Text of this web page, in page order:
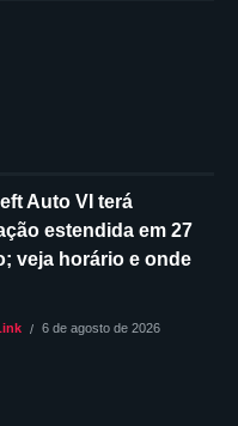
Auto VI terá
estendida em 27
veja horário e onde
6 de agosto de 2026